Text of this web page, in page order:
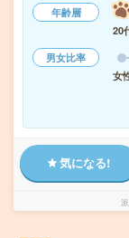
年齢層
20
男女比率
女
気になる!